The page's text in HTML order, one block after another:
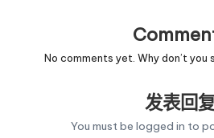
No comments yet. Why don’t
发表回复
You must be logged in to